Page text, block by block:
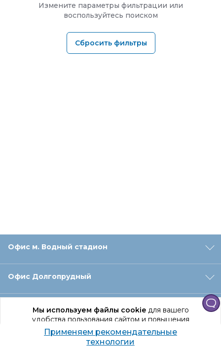
Мы используем файлы cookieдля вашего
удобства пользования сайтом и повышения
качества рекомендаций.
Продолжая использование сайта, вы даете
Измените параметры фильтрации или
воспользуйтесь поиском
Сбросить фильтры
Офис м. Водный стадион
Офис Долгопрудный
Офис Санкт‑Петербург
Оформление заказа
Применяем рекомендательные
технологии